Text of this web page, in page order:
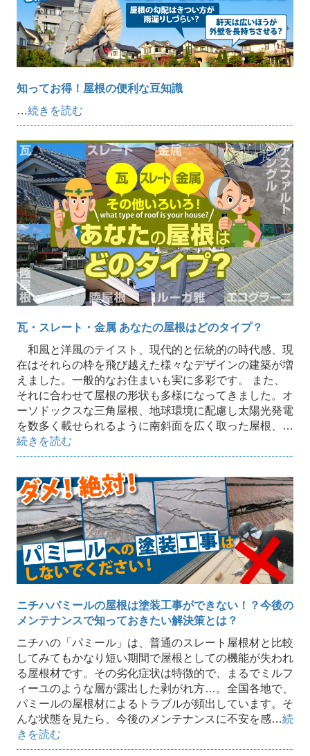
知ってお得！屋根の便利な豆知識
…続きを読む
瓦・スレート・金属 あなたの屋根はどのタイプ？
和風と洋風のテイスト、現代的と伝統的の時代感、現
在はそれらの枠を飛び越えた様々なデザインの建築が増
えました。一般的なお住まいも実に多彩です。 また、
それに合わせて屋根の形状も多様になってきました。オ
ーソドックスな三角屋根、地球環境に配慮し太陽光発電
を数多く載せられるように南斜面を広く取った屋根、…
続きを読む
ニチハパミールの屋根は塗装工事ができない！？今後の
メンテナンスで知っておきたい解決策とは？
ニチハの「パミール」は、普通のスレート屋根材と比較
してみてもかなり短い期間で屋根としての機能が失われ
る屋根材です。その劣化症状は特徴的で、まるでミルフ
ィーユのような層が露出した剥がれ方…。全国各地で、
パミールの屋根材によるトラブルが頻出しています。そ
んな状態を見たら、今後のメンテナンスに不安を感…続
きを読む